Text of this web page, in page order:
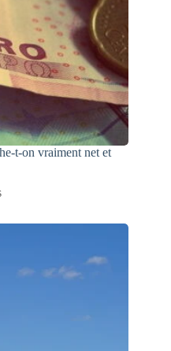
t-on vraiment net et